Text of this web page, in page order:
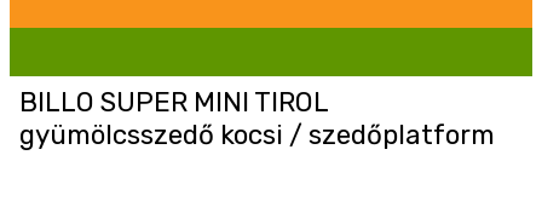
BILLO SUPER MINI TIROL
gyümölcsszedő kocsi / szedőplatform